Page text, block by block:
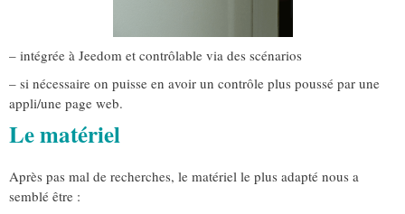
– intégrée à Jeedom et contrôlable via des scénarios
– si nécessaire on puisse en avoir un contrôle plus poussé par une
appli/une page web.
Le matériel
Après pas mal de recherches, le matériel le plus adapté nous a
semblé être :